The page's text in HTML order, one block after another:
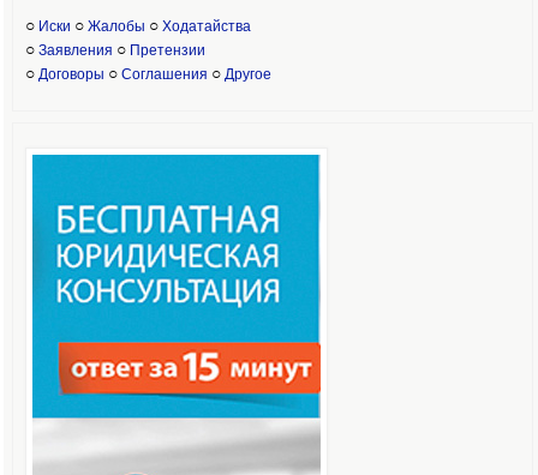
○ Иски ○ Жалобы ○ Ходатайства
○ Заявления ○ Претензии
○ Договоры ○ Соглашения ○ Другое